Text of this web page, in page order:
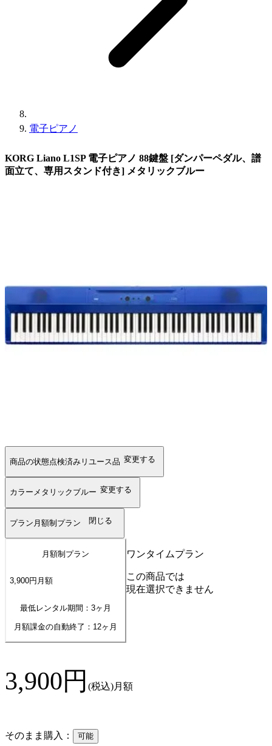
電子ピアノ
KORG Liano L1SP 電子ピアノ 88鍵盤 [ダンパーペダル、譜
面立て、専用スタンド付き] メタリックブルー
商品の状態点検済みリユース品 変更する
カラー メタリックブルー 変更する
プラン 月額制プラン 閉じる
月額制プラン
3,900円 月額
最低レンタル期間：3ヶ月
月額課金の自動終了： 12ヶ月
ワンタイムプラン
この商品では
現在選択できません
3,900円 (税込)月額
そのまま購入： 可能